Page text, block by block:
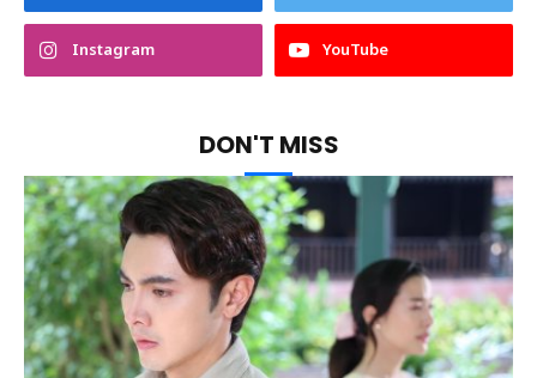
Instagram YouTube
DON'T MISS